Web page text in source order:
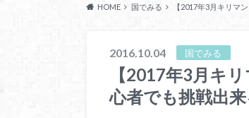
HOME 国でみる 【2017年3月キリマ
2016.10.04 国でみる
【2017年3月キ
心者でも挑戦出来